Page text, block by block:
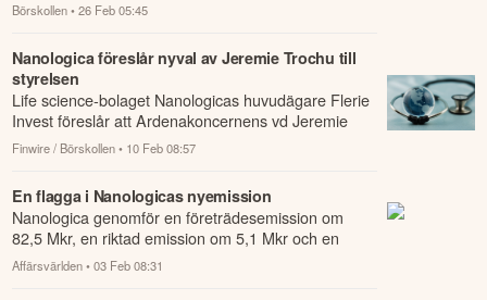
Börskollen • 26 Feb 05:45
Nanologica föreslår nyval av Jeremie Trochu till
styrelsen
Life science-bolaget Nanologicas huvudägare Flerie
Invest föreslår att Ardenakoncernens vd Jeremie
Trochu väljs till ny styrelseledamot i Na...
Finwire / Börskollen • 10 Feb 08:57
En flagga i Nanologicas nyemission
Nanologica genomför en företrädesemission om
82,5 Mkr, en riktad emission om 5,1 Mkr och en
riktad kvittningsemission om 8,6 Mkr.
Affärsvärlden • 03 Feb 08:31